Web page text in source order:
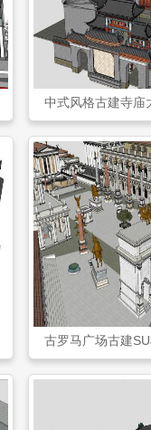
中式风格古建寺庙
古罗马广场古建